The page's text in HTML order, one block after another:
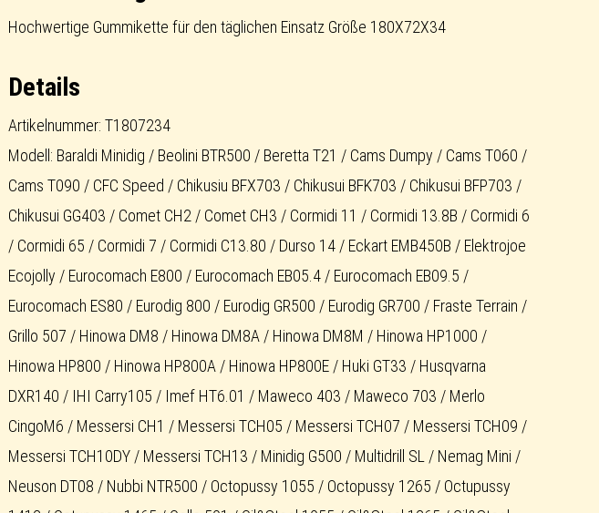
Standard
Hochwertige Gummikette für den täglichen Einsatz Größe 180X72X34
Details
Artikelnummer: T1807234
Modell: Baraldi Minidig / Beolini BTR500 / Beretta T21 / Cams Dumpy / Cams T060 /
Cams T090 / CFC Speed / Chikusiu BFX703 / Chikusui BFK703 / Chikusui BFP703 /
Chikusui GG403 / Comet CH2 / Comet CH3 / Cormidi 11 / Cormidi 13.8B / Cormidi 6
/ Cormidi 65 / Cormidi 7 / Cormidi C13.80 / Durso 14 / Eckart EMB450B / Elektrojoe
Ecojolly / Eurocomach E800 / Eurocomach EB05.4 / Eurocomach EB09.5 /
Eurocomach ES80 / Eurodig 800 / Eurodig GR500 / Eurodig GR700 / Fraste Terrain /
Grillo 507 / Hinowa DM8 / Hinowa DM8A / Hinowa DM8M / Hinowa HP1000 /
Hinowa HP800 / Hinowa HP800A / Hinowa HP800E / Huki GT33 / Husqvarna
DXR140 / IHI Carry105 / Imef HT6.01 / Maweco 403 / Maweco 703 / Merlo
CingoM6 / Messersi CH1 / Messersi TCH05 / Messersi TCH07 / Messersi TCH09 /
Messersi TCH10DY / Messersi TCH13 / Minidig G500 / Multidrill SL / Nemag Mini /
Neuson DT08 / Nubbi NTR500 / Octopussy 1055 / Octopussy 1265 / Octupussy